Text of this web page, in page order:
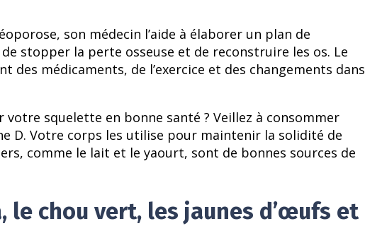
son médecin l’aide à élaborer un plan de
stopper la perte osseuse et de reconstruire les os. Le
médicaments, de l’exercice et des changements dans
squelette en bonne santé ? Veillez à consommer
D. Votre corps les utilise pour maintenir la solidité de
comme le lait et le yaourt, sont de bonnes sources de
le chou vert, les jaunes d’œufs et